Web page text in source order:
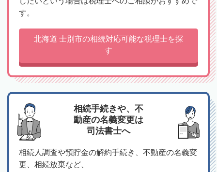
す。
北海道 士別市の相続対応可能な税理士を探
す
相続手続きや、不
動産の名義変更は
司法書士へ
相続人調査や預貯金の解約手続き、不動産の名義変
更、相続放棄など、